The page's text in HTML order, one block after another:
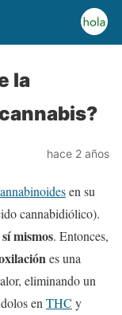
la
hace 2 años
en su
cannabidiólico).
mismos. Entonces,
es una
eliminando un
en THC y